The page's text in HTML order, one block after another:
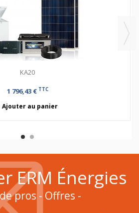
KA20
1 796,43 € TTC
Ajouter au panier
ERM Énergies
pros - Offres -